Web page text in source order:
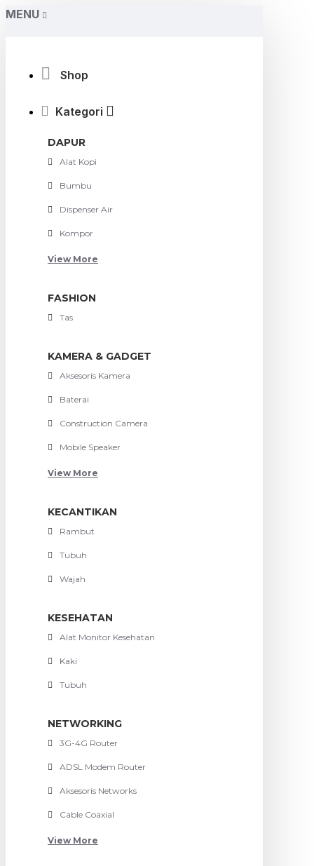
MENU
Shop
Kategori
DAPUR
Alat Kopi
Bumbu
Dispenser Air
Kompor
View More
FASHION
Tas
KAMERA & GADGET
Aksesoris Kamera
Baterai
Construction Camera
Mobile Speaker
View More
KECANTIKAN
Rambut
Tubuh
Wajah
KESEHATAN
Alat Monitor Kesehatan
Kaki
Tubuh
NETWORKING
3G-4G Router
ADSL Modem Router
Aksesoris Networks
Cable Coaxial
View More